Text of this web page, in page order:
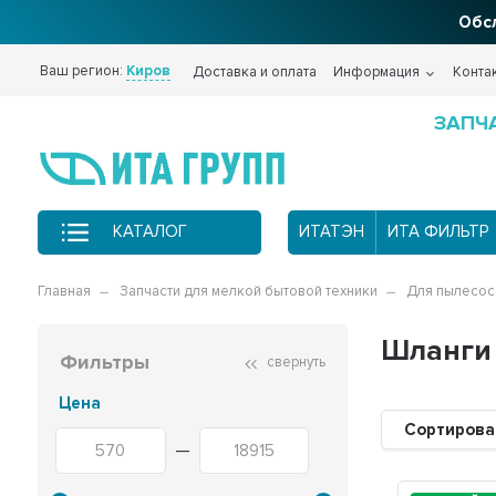
Ваш регион: Киров Доставка и оплата Информация
КАТАЛОГ ИТАТЭН ИТА ФИЛЬТР
Главная Запчасти для мелкой бытовой техники Для
Фильтры свернуть
Цена
—
Шланги